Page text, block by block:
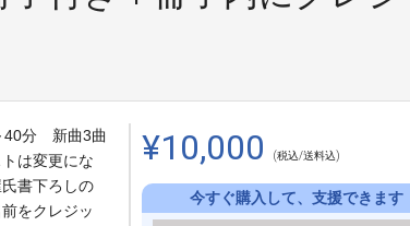
40分 新曲3曲
は変更にな
書下ろしの
をクレジッ
¥10,000 (税込/送料込)
今すぐ購入して、支援できます